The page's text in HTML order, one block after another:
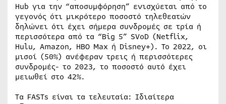
Hub για την “αποσυμφόρηση” ενισχύεται από το
γεγονός ότι μικρότερο ποσοστό τηλεθεατών
δηλώνει ότι έχει σήμερα συνδρομές σε τρία ή
περισσότερα από τα “Big 5” SVoD (Netflix,
Hulu, Amazon, HBO Max ή Disney+). Το 2022, οι
μισοί (50%) ανέφεραν τρεις ή περισσότερες
συνδρομές- το 2023, το ποσοστό αυτό έχει
μειωθεί στο 42%.
Τα FASTs είναι τα τελευταία: Ιδιαίτερα